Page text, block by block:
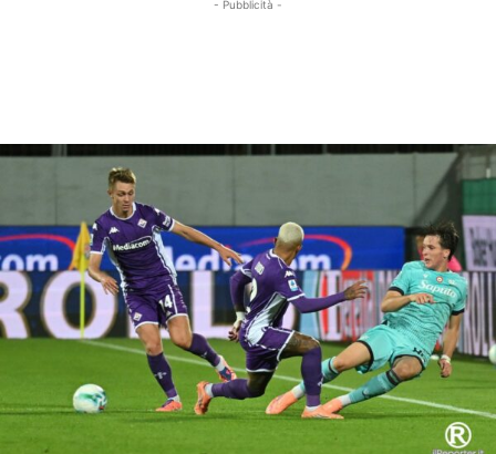
- Pubblicità -